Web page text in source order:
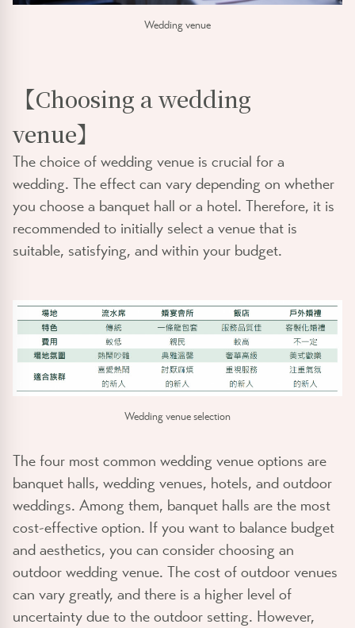
Wedding venue
【Choosing a wedding
venue】
The choice of wedding venue is crucial for a
wedding. The effect can vary depending on whether
you choose a banquet hall or a hotel. Therefore, it is
recommended to initially select a venue that is
suitable, satisfying, and within your budget.
Wedding venue selection
The four most common wedding venue options are
banquet halls, wedding venues, hotels, and outdoor
weddings. Among them, banquet halls are the most
cost-effective option. If you want to balance budget
and aesthetics, you can consider choosing an
outdoor wedding venue. The cost of outdoor venues
can vary greatly, and there is a higher level of
uncertainty due to the outdoor setting. However,